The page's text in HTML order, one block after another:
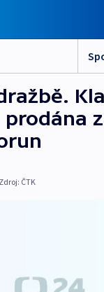
Zdroj: ČTK